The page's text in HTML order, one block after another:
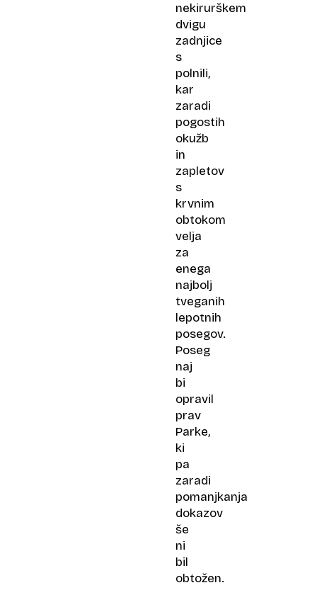
nekirurškem
dvigu
zadnjice
s
polnili,
kar
zaradi
pogostih
okužb
in
zapletov
s
krvnim
obtokom
velja
za
enega
najbolj
tveganih
lepotnih
posegov.
Poseg
naj
bi
opravil
prav
Parke,
ki
pa
zaradi
pomanjkanja
dokazov
še
ni
bil
obtožen.